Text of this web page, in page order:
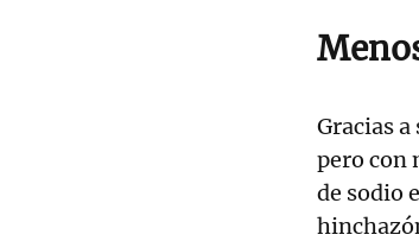
Gracias
pero con
de sodio